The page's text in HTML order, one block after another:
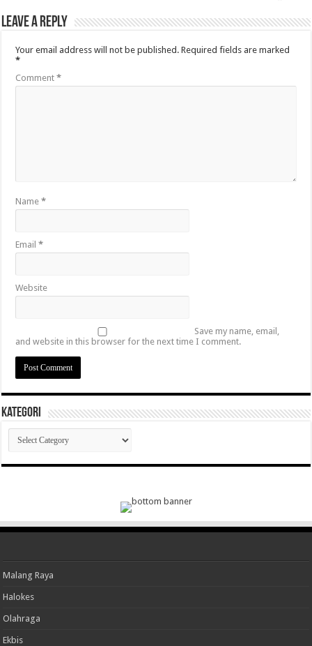
Leave a Reply
Your email address will not be published. Required fields are marked
*
Comment*
Name*
Email*
Website
Save my name, email,
and website in this browser for the next time I comment.
Kategori
Kategori
Malang Raya
Halokes
Olahraga
Ekbis